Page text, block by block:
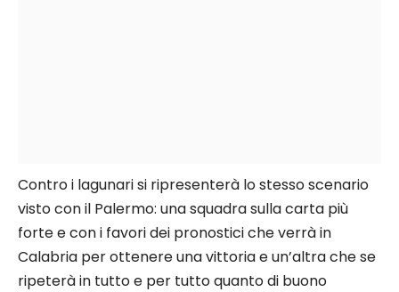
Contro i lagunari si ripresenterà lo stesso scenario
visto con il Palermo: una squadra sulla carta più
forte e con i favori dei pronostici che verrà in
Calabria per ottenere una vittoria e un’altra che se
ripeterà in tutto e per tutto quanto di buono